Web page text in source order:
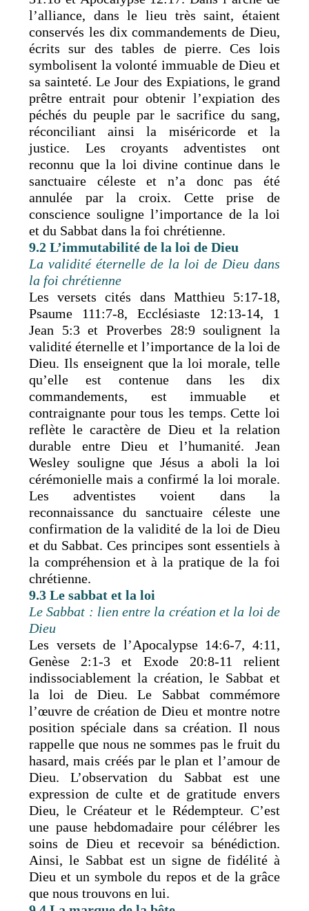
l’alliance, dans le lieu très saint, étaient
conservés les dix commandements de Dieu,
écrits sur des tables de pierre. Ces lois
symbolisent la volonté immuable de Dieu et
sa sainteté. Le Jour des Expiations, le grand
prêtre entrait pour obtenir l’expiation des
péchés du peuple par le sacrifice du sang,
réconciliant ainsi la miséricorde et la
justice. Les croyants adventistes ont
reconnu que la loi divine continue dans le
sanctuaire céleste et n’a donc pas été
annulée par la croix. Cette prise de
conscience souligne l’importance de la loi
et du Sabbat dans la foi chrétienne.
9.2 L’immutabilité de la loi de Dieu
La validité éternelle de la loi de Dieu dans
la foi chrétienne
Les versets cités dans Matthieu 5:17-18,
Psaume 111:7-8, Ecclésiaste 12:13-14, 1
Jean 5:3 et Proverbes 28:9 soulignent la
validité éternelle et l’importance de la loi de
Dieu. Ils enseignent que la loi morale, telle
qu’elle est contenue dans les dix
commandements, est immuable et
contraignante pour tous les temps. Cette loi
reflète le caractère de Dieu et la relation
durable entre Dieu et l’humanité. Jean
Wesley souligne que Jésus a aboli la loi
cérémonielle mais a confirmé la loi morale.
Les adventistes voient dans la
reconnaissance du sanctuaire céleste une
confirmation de la validité de la loi de Dieu
et du Sabbat. Ces principes sont essentiels à
la compréhension et à la pratique de la foi
chrétienne.
9.3 Le sabbat et la loi
Le Sabbat : lien entre la création et la loi de
Dieu
Les versets de l’Apocalypse 14:6-7, 4:11,
Genèse 2:1-3 et Exode 20:8-11 relient
indissociablement la création, le Sabbat et
la loi de Dieu. Le Sabbat commémore
l’œuvre de création de Dieu et montre notre
position spéciale dans sa création. Il nous
rappelle que nous ne sommes pas le fruit du
hasard, mais créés par le plan et l’amour de
Dieu. L’observation du Sabbat est une
expression de culte et de gratitude envers
Dieu, le Créateur et le Rédempteur. C’est
une pause hebdomadaire pour célébrer les
soins de Dieu et recevoir sa bénédiction.
Ainsi, le Sabbat est un signe de fidélité à
Dieu et un symbole du repos et de la grâce
que nous trouvons en lui.